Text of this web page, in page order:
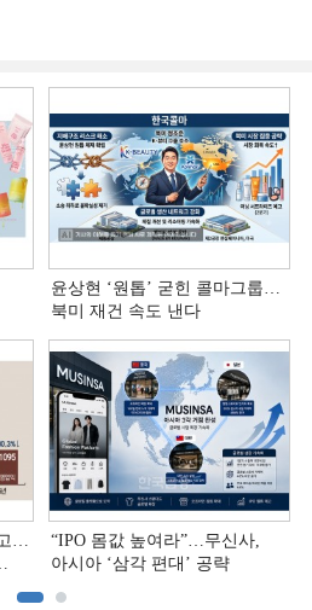
윤상현 ‘원톱ʼ 굳힌 콜마그룹…
북미 재건 속도 낸다
…
“IPO 몸값 높여라”…무신사,
아시아 ‘삼각 편대’ 공략